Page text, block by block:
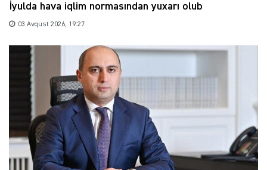
İyulda hava iqlim normasından yuxarı olub
03 Avqust 2026, 19:27